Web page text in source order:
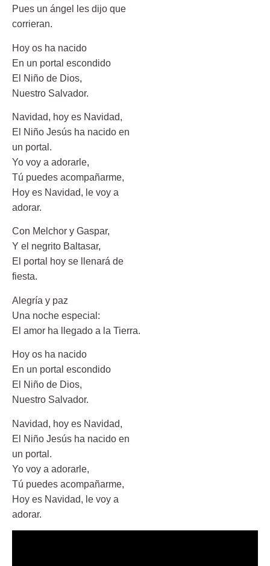
Pues un ángel les dijo que
corrieran.
Hoy os ha nacido
En un portal escondido
El Niño de Dios,
Nuestro Salvador.
Navidad, hoy es Navidad,
El Niño Jesús ha nacido en
un portal.
Yo voy a adorarle,
Tú puedes acompañarme,
Hoy es Navidad, le voy a
adorar.
Con Melchor y Gaspar,
Y el negrito Baltasar,
El portal hoy se llenará de
fiesta.
Alegría y paz
Una noche especial:
El amor ha llegado a la Tierra.
Hoy os ha nacido
En un portal escondido
El Niño de Dios,
Nuestro Salvador.
Navidad, hoy es Navidad,
El Niño Jesús ha nacido en
un portal.
Yo voy a adorarle,
Tú puedes acompañarme,
Hoy es Navidad, le voy a
adorar.